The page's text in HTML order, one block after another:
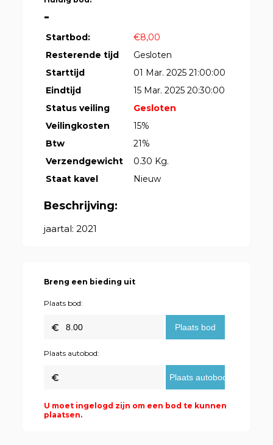
-
Startbod:
€8,00
Resterende tijd
Gesloten
Starttijd
01 Mar. 2025 21:00:00
Eindtijd
15 Mar. 2025 20:30:00
Status veiling
Gesloten
Veilingkosten
15%
Btw
21%
Verzendgewicht
0.30 Kg.
Staat kavel
Nieuw
Beschrijving:
jaartal: 2021
Breng een bieding uit
Plaats bod:
Plaats autobod:
U moet ingelogd zijn om een bod te kunnen
plaatsen.